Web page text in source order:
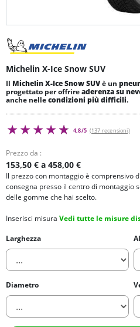
Michelin X-Ice Snow SUV
Il Michelin X-Ice Snow SUVè un
progettato per offrireaderenza su
anche nellecondizioni più difficili.
4,8/5 (137 recensioni)
Prezzo da :
153,50 € a 458,00 €
Il prezzo con montaggio è comprensivo
consegna presso il centro di montaggio
delle gomme che hai scelto.
Inserisci misura Vedi tutte le misure
Larghezza
Diametro